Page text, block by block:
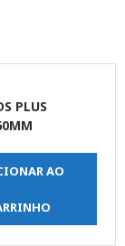
PLUS
AO